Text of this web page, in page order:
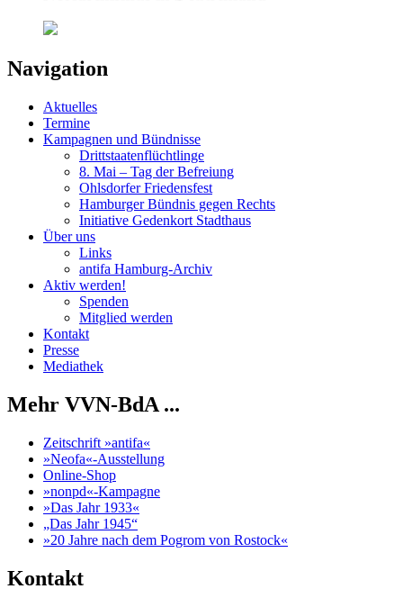
Navigation
Aktuelles
Termine
Kampagnen und Bündnisse
Drittstaatenflüchtlinge
8. Mai – Tag der Befreiung
Ohlsdorfer Friedensfest
Hamburger Bündnis gegen Rechts
Initiative Gedenkort Stadthaus
Über uns
Links
antifa Hamburg-Archiv
Aktiv werden!
Spenden
Mitglied werden
Kontakt
Presse
Mediathek
Mehr VVN-BdA ...
Zeitschrift »antifa«
»Neofa«-Ausstellung
Online-Shop
»nonpd«-Kampagne
»Das Jahr 1933«
„Das Jahr 1945“
»20 Jahre nach dem Pogrom von Rostock«
Kontakt